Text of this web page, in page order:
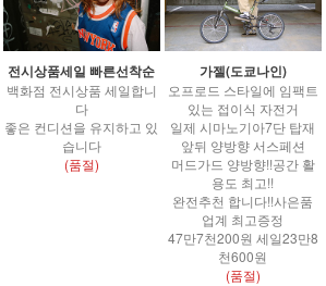
전시상품세일 빠른선착순
백화점 전시상품 세일합니
다
좋은 컨디션을 유지하고 있
습니다
(품절)
가젤(도쿄나인)
오프로드 스타일에 임팩트
있는 접이식 자전거
일제 시마노기아7단 탑재
앞뒤 양방향 서스페션
머드가드 양방향!!공간 활
용도 최고!!
완전추천 합니다!!사은품
업계 최고증정
47만7천200원 세일23만8
천600원
(품절)